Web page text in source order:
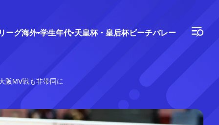
ーグ海外 学生年代 天皇杯・皇后杯ビーチバレー
阪MV戦も非帯同に